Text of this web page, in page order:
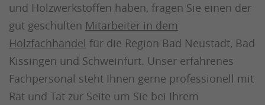
und Holzwerkstoffen haben, fragen Sie einen der
gut geschulten Mitarbeiter in dem
Holzfachhandel für die Region Bad Neustadt, Bad
Kissingen und Schweinfurt. Unser erfahrenes
Fachpersonal steht Ihnen gerne professionell mit
Rat und Tat zur Seite um Sie bei Ihrem